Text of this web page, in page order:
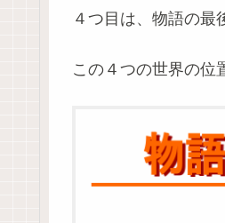
４つ目は、物語の最
この４つの世界の位